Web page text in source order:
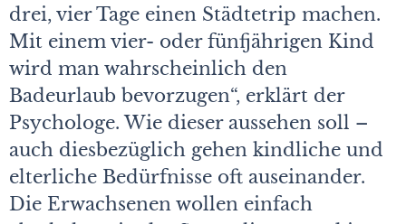
drei, vier Tage einen Städtetrip machen.
Mit einem vier- oder fünfjährigen Kind
wird man wahrscheinlich den
Badeurlaub bevorzugen“, erklärt der
Psychologe. Wie dieser aussehen soll –
auch diesbezüglich gehen kindliche und
elterliche Bedürfnisse oft auseinander.
Die Erwachsenen wollen einfach